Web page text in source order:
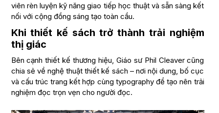
viên rèn luyện kỹ năng giao tiếp học thuật và sẵn sàng kết
nối với cộng đồng sáng tạo toàn cầu.
Khi thiết kế sách trở thành trải nghiệm
thị giác
Bên cạnh thiết kế thương hiệu, Giáo sư Phil Cleaver cũng
chia sẻ về nghệ thuật thiết kế sách – nơi nội dung, bố cục
và cấu trúc trang kết hợp cùng typography để tạo nên trải
nghiệm đọc trọn vẹn cho người đọc.